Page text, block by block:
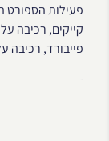
פעילות הספורט
קייקים, רכיבה
פייבורד, רכיבה